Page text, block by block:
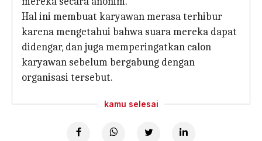
Hal ini membuat karyawan merasa terhibur
karena mengetahui bahwa suara mereka dapat
didengar, dan juga memperingatkan calon
karyawan sebelum bergabung dengan
organisasi tersebut.
kamu selesai